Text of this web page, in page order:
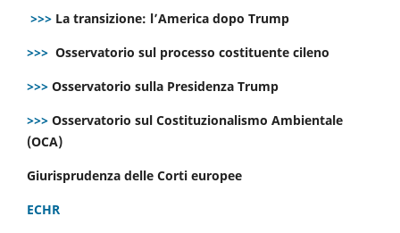
>>> La transizione: l’America dopo Trump
>>> Osservatorio sul processo costituente cileno
>>> Osservatorio sulla Presidenza Trump
>>> Osservatorio sul Costituzionalismo Ambientale
(OCA)
Giurisprudenza delle Corti europee
ECHR